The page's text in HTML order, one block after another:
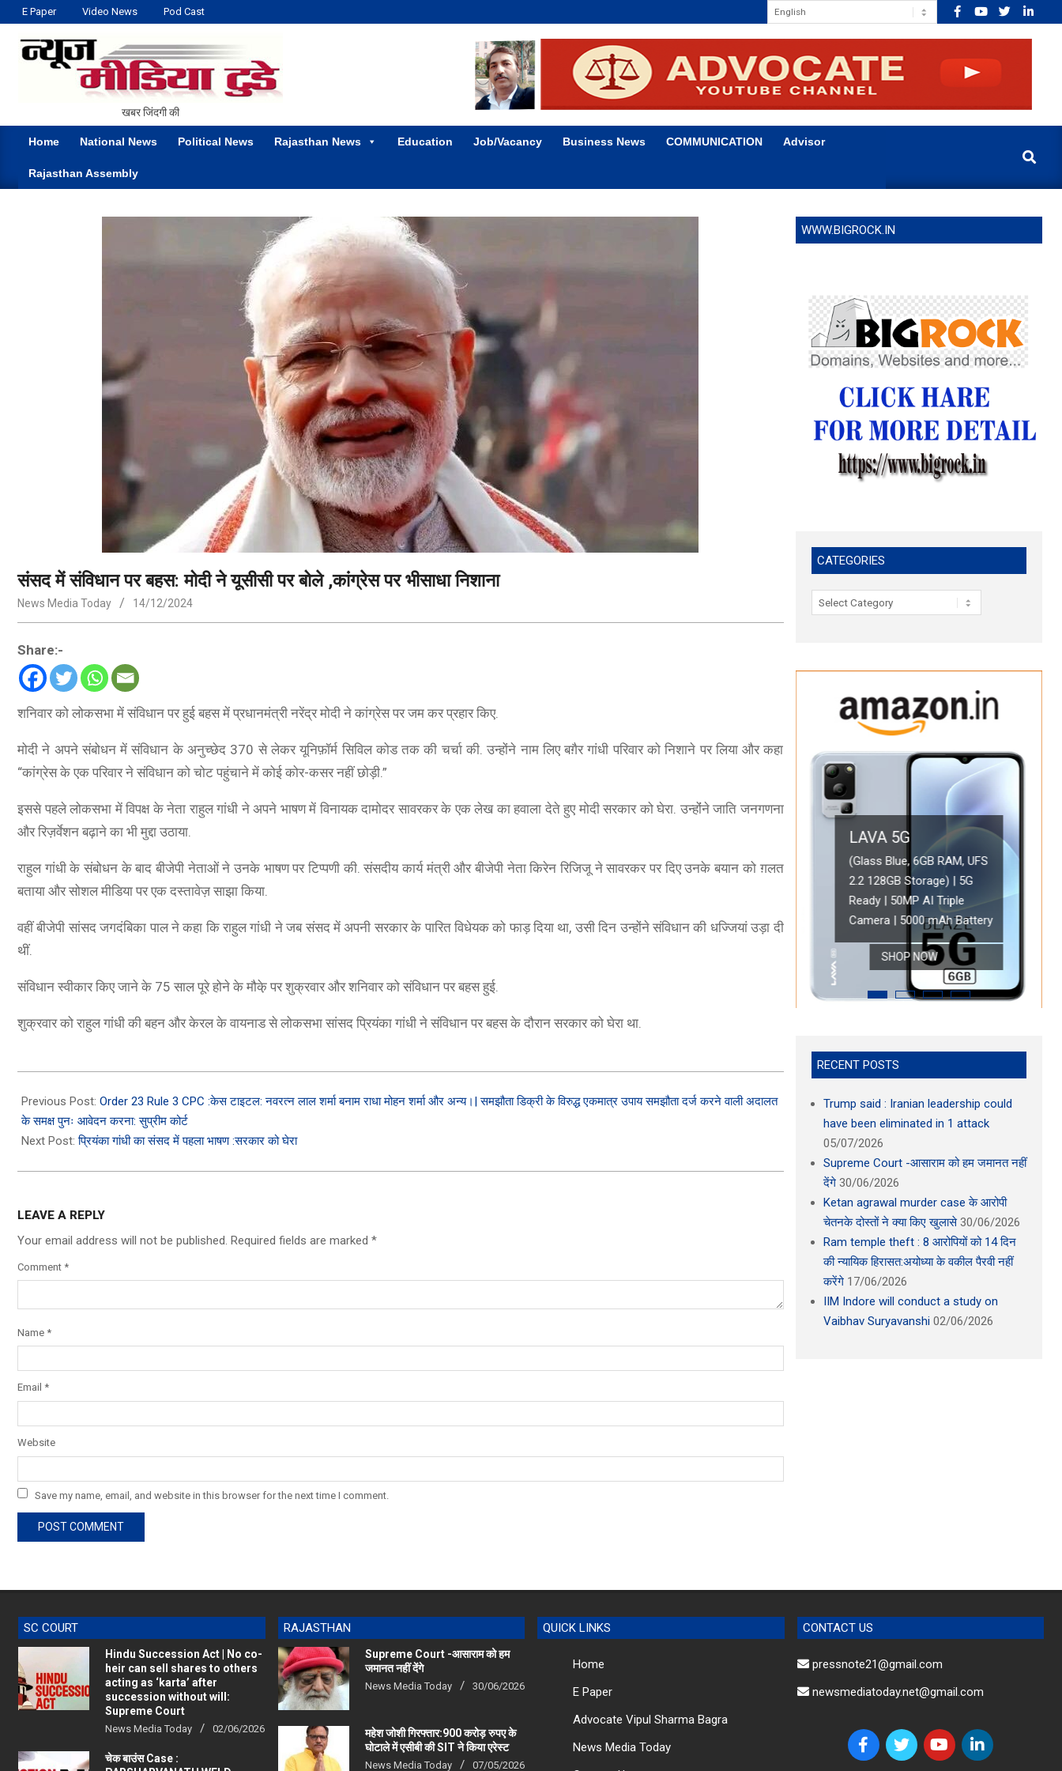
to
content
E Paper Video News Pod Cast
NEWS
MEDIA
TODAY
खबर जिंदगी की
Home National News Political News Rajasthan News Education Job/Vacancy Business News COMMUNICATION Advisor
Rajasthan Assembly
Search
संसद में संविधान पर बहस: मोदी ने यूसीसी पर बोले ,कांग्रेस पर भीसाधा निशाना
News Media Today 14/12/2024
Share:-
शनिवार को लोकसभा में संविधान पर हुई बहस में प्रधानमंत्री नरेंद्र मोदी ने कांग्रेस पर जम कर प्रहार किए.
मोदी ने अपने संबोधन में संविधान के अनुच्छेद 370 से लेकर यूनिफ़ॉर्म सिविल कोड तक की चर्चा की. उन्होंने नाम लिए बग़ैर गांधी परिवार को निशाने पर लिया और कहा
“कांग्रेस के एक परिवार ने संविधान को चोट पहुंचाने में कोई कोर-कसर नहीं छोड़ी.”
इससे पहले लोकसभा में विपक्ष के नेता राहुल गांधी ने अपने भाषण में विनायक दामोदर सावरकर के एक लेख का हवाला देते हुए मोदी सरकार को घेरा. उन्होंंने जाति जनगणना
और रिज़र्वेशन बढ़ाने का भी मुद्दा उठाया.
राहुल गांधी के संबोधन के बाद बीजेपी नेताओं ने उनके भाषण पर टिप्पणी की. संसदीय कार्य मंत्री और बीजेपी नेता किरेन रिजिजू ने सावरकर पर दिए उनके बयान को ग़लत
बताया और सोशल मीडिया पर एक दस्तावेज़ साझा किया.
वहीं बीजेपी सांसद जगदंबिका पाल ने कहा कि राहुल गांधी ने जब संसद में अपनी सरकार के पारित विधेयक को फाड़ दिया था, उसी दिन उन्होंने संविधान की धज्जियां उड़ा दी
थीं.
संविधान स्वीकार किए जाने के 75 साल पूरे होने के मौके़ पर शुक्रवार और शनिवार को संविधान पर बहस हुई.
शुक्रवार को राहुल गांधी की बहन और केरल के वायनाड से लोकसभा सांसद प्रियंका गांधी ने संविधान पर बहस के दौरान सरकार को घेरा था.
12-
14
Previous Post: Order 23 Rule 3 CPC :केस टाइटल: नवरत्न लाल शर्मा बनाम राधा मोहन शर्मा और अन्य।| समझौता डिक्री के विरुद्ध एकमात्र उपाय समझौता दर्ज करने वाली अदालत
के समक्ष पुनः आवेदन करना: सुप्रीम कोर्ट
Next Post:प्रियंका गांधी का संसद में पहला भाषण :सरकार को घेरा
LEAVE A REPLY
Your email address will not be published. Required fields are marked *
Comment *
Name *
Email *
Website
Save my name, email, and website in this browser for the next time I comment.
WWW.BIGROCK.IN
CATEGORIES
Categories
A78 5G
5G (Glowing Blue, 8GB RAM, 128 Storage) | 5000 mAh
with 33W SUPERVOOC Charger| 50MP AI Camera | 90Hz
Rate | with No Cost EMI/Additional Exchange Offers
SHOP NOW
LAVA 5G
(Glass Blue, 6GB RAM, UFS
2.2 128GB Storage) | 5G
Ready | 50MP AI Triple
Camera | 5000 mAh Battery
SHOP NOW
boAt Newly Launched Wave Call Plus with 1.83" HD DisplayOnePlus Nord CE 2 Lite 5G (Blue Tide, 6GB RAM, 128GB Storage)
OPPO A78 5G
Oppo A78 5G
Battery with 33W
Refresh Rate | with
RECENT POSTS
Trump said : Iranian leadership could
have been eliminated in 1 attack
05/07/2026
Supreme Court -आसाराम को हम जमानत नहीं
देंगे 30/06/2026
Ketan agrawal murder case के आरोपी
चेतनके दोस्तों ने क्या किए खुलासे 30/06/2026
Ram temple theft : 8 आरोपियों को 14 दिन
की न्यायिक हिरासत:अयोध्या के वकील पैरवी नहीं
करेंगे 17/06/2026
IIM Indore will conduct a study on
Vaibhav Suryavanshi 02/06/2026
SC COURT
Hindu Succession Act | No co-
heir can sell shares to others
acting as ‘karta’ after
succession without will:
Supreme Court
News Media Today 02/06/2026
चेक बाउंस Case :
RAJASTHAN
Supreme Court -आसाराम को हम
जमानत नहीं देंगे
News Media Today 30/06/2026
महेश जोशी गिरफ्तार:900 करोड़ रुपए के
घोटाले में एसीबी की SIT ने किया एरेस्‍ट
News Media Today 07/05/2026
QUICK LINKS
Home
E Paper
Advocate Vipul Sharma Bagra
News Media Today
CONTACT US
pressnote21@gmail.com
newsmediatoday.net@gmail.com